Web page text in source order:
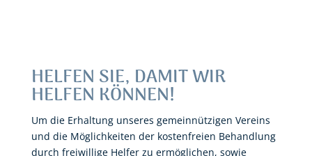
HELFEN SIE, DAMIT WIR
HELFEN KÖNNEN!
Um die Erhaltung unseres gemeinnützigen Vereins
und die Möglichkeiten der kostenfreien Behandlung
durch freiwillige Helfer zu ermöglichen, sowie